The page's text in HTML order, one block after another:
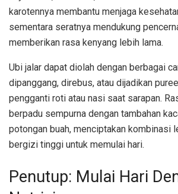
karotennya membantu menjaga
sementara seratnya mendukung
memberikan rasa kenyang lebih lama.
Ubi jalar dapat diolah dengan berbagai
dipanggang, direbus, atau dijadikan
pengganti roti atau nasi saat sarapan.
berpadu sempurna dengan tambahan
potongan buah, menciptakan kombinasi
bergizi tinggi untuk memulai hari.
Penutup: Mulai Hari